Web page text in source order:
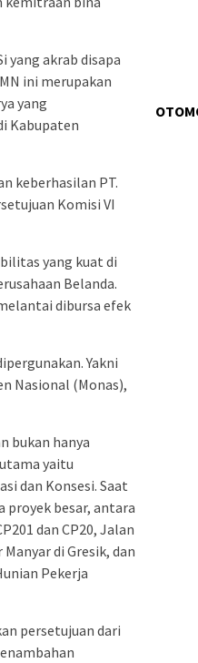
yang akrab disapa
ini merupakan
yang
Kabupaten
keberhasilan PT.
Komisi VI
yang kuat di
Belanda.
dibursa efek
Yakni
Nasional (Monas),
bukan hanya
yaitu
dan Konsesi. Saat
proyek besar, antara
dan CP20, Jalan
di Gresik, dan
Pekerja
persetujuan dari